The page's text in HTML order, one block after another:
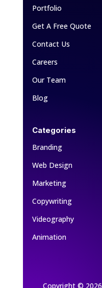
Portfolio
Get A Free Quote
Contact Us
Careers
Our Team
Blog
Categories
Branding
Web Design
Marketing
Copywriting
Videography
Animation
Copyright ©